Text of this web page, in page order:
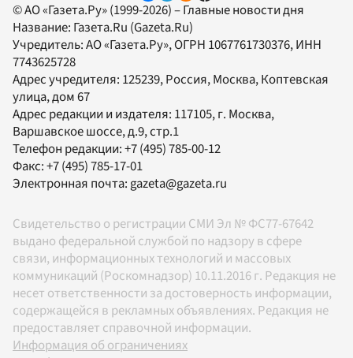
© АО «Газета.Ру» (1999-2026) – Главные новости дня
Название: Газета.Ru (Gazeta.Ru)
Учредитель:АО «Газета.Ру», ОГРН 1067761730376, ИНН
7743625728
Адрес учредителя: 125239, Россия, Москва, Коптевская
улица, дом 67
Адрес редакции и издателя: 117105, г. Москва,
Варшавское шоссе, д.9, стр.1
Телефон редакции:+7 (495) 785-00-12
Факс:+7 (495) 785-17-01
Электронная почта:gazeta@gazeta.ru
Свидетельство о регистрации СМИ Эл № ФС77-67642
выдано федеральной службой по надзору в сфере
связи, информационных технологий и массовых
коммуникаций (Роскомнадзор) 10.11.2016 г. Редакция не
несет ответственности за достоверность информации,
содержащейся в рекламных объявлениях. Редакция не
предоставляет справочной информации.
Информация об ограничениях